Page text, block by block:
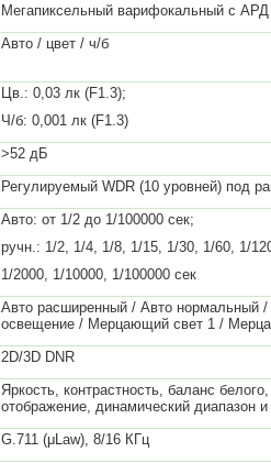
Мегапиксельный варифокальный с
Авто / цвет / ч/б
Цв.: 0,03 лк (F1.3);
Ч/б: 0,001 лк (F1.3)
>52 дБ
Регулируемый WDR (10 уровней) под
Авто: от 1/2 до 1/100000 сек;
ручн.: 1/2, 1/4, 1/8, 1/15, 1/30, 1/60, 1/
1/2000, 1/10000, 1/100000 сек
Авто расширенный / Авто нормальный
освещение / Мерцающий свет 1 /
2D/3D DNR
Яркость, контрастность, баланс
отображение, динамический диапазон
G.711 (μLaw), 8/16 КГц